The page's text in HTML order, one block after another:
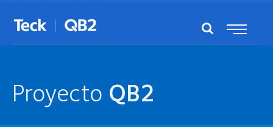
Proyecto QB2